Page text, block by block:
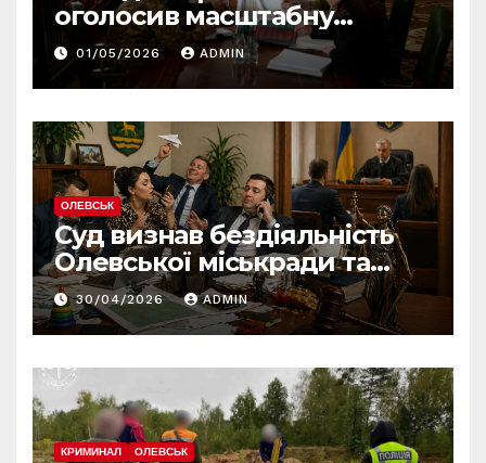
оголосив масштабну
реформу армії: що
зміниться вже з червня
01/05/2026 ADMIN
ОЛЕВСЬК
Суд визнав бездіяльність
Олевської міськради та
зобов’язав усунути
порушення
30/04/2026 ADMIN
КРИМИНАЛ ОЛЕВСЬК